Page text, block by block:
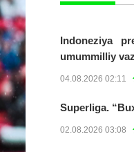
Indoneziya
umummilliy
04.08.2026 02:11
Superliga.
02.08.2026 03:08